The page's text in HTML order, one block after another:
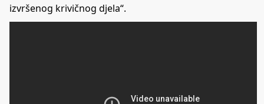
izvršenog krivičnog djela“.